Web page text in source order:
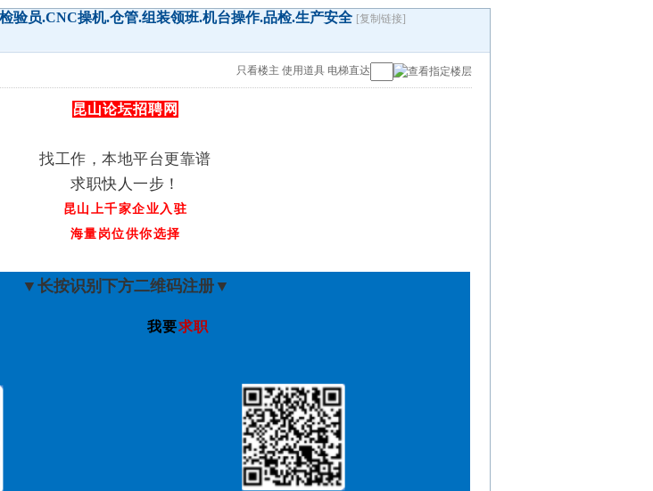
验员.CNC操机.仓管.组装领班.机台操作.品检.生产安全 [复制链接]
只看楼主 使用道具 电梯直达
昆山论坛招聘网
找工作，本地平台更靠谱
求职快人一步！
昆山上千家企业入驻
海量岗位供你选择
▼长按识别下方二维码注册▼
我要求职